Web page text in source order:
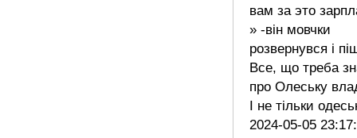
вам за это
» -він мовчки
розвернувся і
Все, що треба
про Олеську
І не тільки
2024-05-05